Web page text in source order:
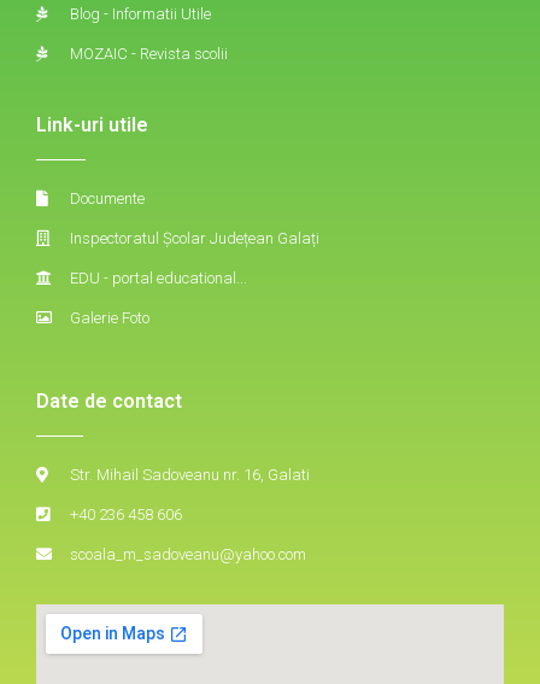
Blog - Informatii Utile
MOZAIC - Revista scolii
Link-uri utile
Documente
Inspectoratul Școlar Județean Galați
EDU - portal educational...
Galerie Foto
Date de contact
Str. Mihail Sadoveanu nr. 16, Galati
+40 236 458 606
scoala_m_sadoveanu@yahoo.com